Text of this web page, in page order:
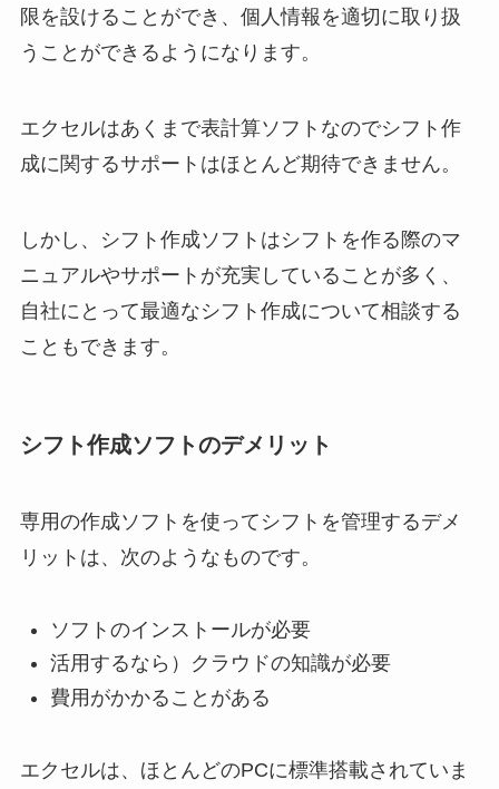
限を設けることができ、個人情報を適切に取り扱
うことができるようになります。
エクセルはあくまで表計算ソフトなのでシフト作
成に関するサポートはほとんど期待できません。
しかし、シフト作成ソフトはシフトを作る際のマ
ニュアルやサポートが充実していることが多く、
自社にとって最適なシフト作成について相談する
こともできます。
シフト作成ソフトのデメリット
専用の作成ソフトを使ってシフトを管理するデメ
リットは、次のようなものです。
ソフトのインストールが必要
活用するなら）クラウドの知識が必要
費用がかかることがある
エクセルは、ほとんどのPCに標準搭載されていま